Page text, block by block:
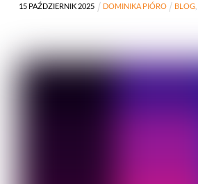
15 PAŹDZIERNIK 2025 DOMINIKA PIÓRO BLOG